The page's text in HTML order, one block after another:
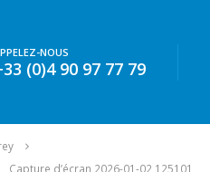
NOUS
(0)4 90 97 77 79
Capture d’écran 2026-01-02 125101